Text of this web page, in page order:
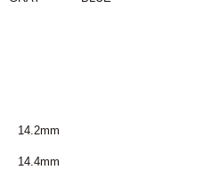
14.2mm
14.4mm